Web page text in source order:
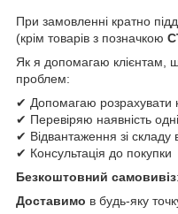
При замовленні кратно
(крім товарів з позначкою
Як я допомагаю клієнтам,
проблем:
✔ Допомагаю розрахувати
✔ Перевіряю наявність
✔ Відвантаження зі складу
✔ Консультація до покупки
Безкоштовний самовивіз
Доставимо в будь-яку